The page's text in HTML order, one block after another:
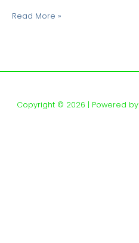
Read More »
Copyright © 2026 | Powered by